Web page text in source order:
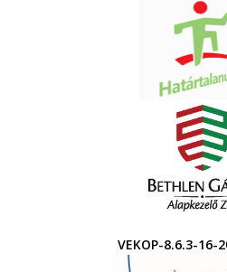
VEKOP-8.6.3-16-